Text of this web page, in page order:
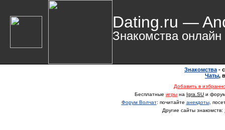
Dating.ru —
Знакомства онлайн
Знакомства -
Чаты,
Добавить в
Бесплатные игры на Igra.SU и
Форум Волчат: почитайте анекдоты,
Другие сайты знакомств: